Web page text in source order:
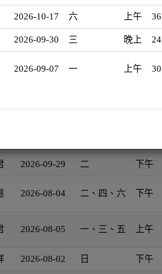
2026-10-01 晚上
2026-10-03 晚上
2026-09-29 二 下午
2026-08-04 二、四、六 下午
2026-08-05 一、三、五 上午
2026-08-02 日 下午
2026-10-17 六 上午 36
2026-09-30 三 晚上 24
2026-09-07 一 上午 30